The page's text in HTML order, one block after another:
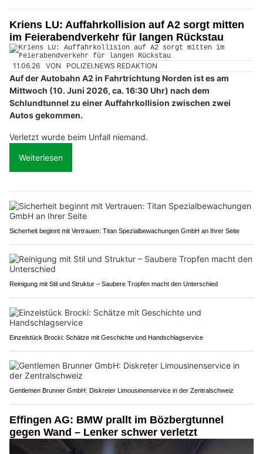
Kriens LU: Auffahrkollision auf A2 sorgt mitten
im Feierabendverkehr für langen Rückstau
11.06.26 VON POLIZEI.NEWS REDAKTION
Auf der Autobahn A2 in Fahrtrichtung Norden ist es am
Mittwoch (10. Juni 2026, ca. 16:30 Uhr) nach dem
Schlundtunnel zu einer Auffahrkollision zwischen zwei
Autos gekommen.
Verletzt wurde beim Unfall niemand.
Weiterlesen
Sicherheit beginnt mit Vertrauen: Titan Spezialbewachungen GmbH an Ihrer Seite
Reinigung mit Stil und Struktur – Saubere Tropfen macht den Unterschied
Einzelstück Brocki: Schätze mit Geschichte und Handschlagservice
Gentlemen Brunner GmbH: Diskreter Limousinenservice in der Zentralschweiz
Effingen AG: BMW prallt im Bözbergtunnel
gegen Wand – Lenker schwer verletzt